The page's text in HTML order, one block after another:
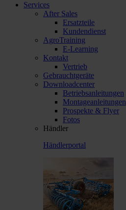
Services
After Sales
Ersatzteile
Kundendienst
AgroTraining
E-Learning
Kontakt
Vertrieb
Gebrauchtgeräte
Downloadcenter
Betriebsanleitungen
Montageanleitungen
Prospekte & Flyer
Fotos
Händler
Händlerportal